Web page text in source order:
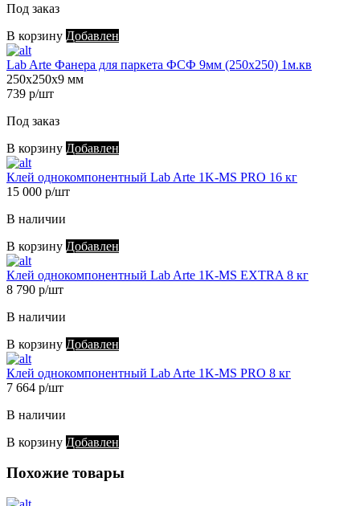
Под заказ
В корзину Добавлен
Lab Arte Фанера для паркета ФСФ 9мм (250х250) 1м.кв
250х250х9 мм
739 р/шт
Под заказ
В корзину Добавлен
Клей однокомпонентный Lab Arte 1K-MS PRO 16 кг
15 000 р/шт
В наличии
В корзину Добавлен
Клей однокомпонентный Lab Arte 1K-MS EXTRA 8 кг
8 790 р/шт
В наличии
В корзину Добавлен
Клей однокомпонентный Lab Arte 1K-MS PRO 8 кг
7 664 р/шт
В наличии
В корзину Добавлен
Похожие товары